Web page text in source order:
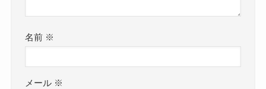
名前 ※
メール ※